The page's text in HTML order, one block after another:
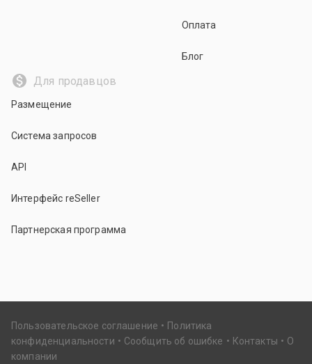
Оплата
Блог
Для продавцов
Размещение
Система запросов
API
Интерфейс reSeller
Партнерская программа
Пользовательское соглашение
Политика
конфиденциальности
Сообщить об ошибке Контакты
О
компании